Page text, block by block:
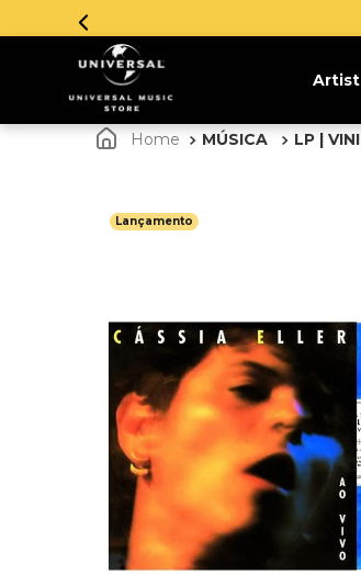
Parcelamento em até 12x sem juros.
MÚSICA LP |
Lançamento